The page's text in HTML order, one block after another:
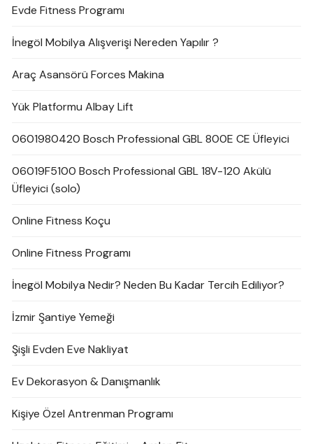
Evde Fitness Programı
İnegöl Mobilya Alışverişi Nereden Yapılır ?
Araç Asansörü Forces Makina
Yük Platformu Albay Lift
0601980420 Bosch Professional GBL 800E CE Üfleyici
06019F5100 Bosch Professional GBL 18V-120 Akülü
Üfleyici (solo)
Online Fitness Koçu
Online Fitness Programı
İnegöl Mobilya Nedir? Neden Bu Kadar Tercih Ediliyor?
İzmir Şantiye Yemeği
Şişli Evden Eve Nakliyat
Ev Dekorasyon & Danışmanlık
Kişiye Özel Antrenman Programı